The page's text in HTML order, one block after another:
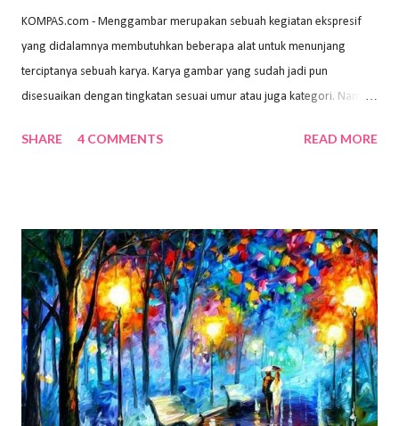
KOMPAS.com - Menggambar merupakan sebuah kegiatan ekspresif
yang didalamnya membutuhkan beberapa alat untuk menunjang
terciptanya sebuah karya. Karya gambar yang sudah jadi pun
disesuaikan dengan tingkatan sesuai umur atau juga kategori. Namun,
sehingga hasilnya bisa dilihat. Peran alat dan bahan sangat
memiliki spesifikasi berbeda sesuai jenisnya. Berikut peralatan
menggambar bentuk: 1. Kertas Gambar Kegiatan menggambar
membutuhkan kertas yang baik agar proses pembuatan gambar lebih
nyaman dan maksimal. Bahan kertas yang baik salah satu syaratnya
adalah tidak mudah sobek, mengingat menggambar merupakan
proses menggores dan menghapus. Kertas adalah bahan yang paling
ideal digunakan untuk menggambar. Dalam menggambar
menggunakan pen...
SHARE 4 COMMENTS READ MORE